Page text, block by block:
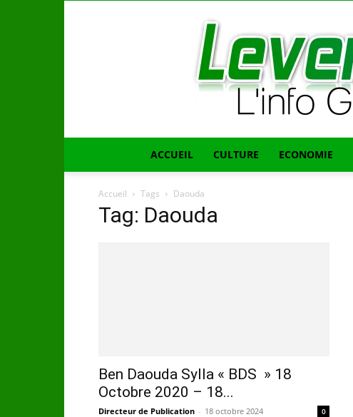
ACCUEIL CULTURE ECONOMIE
Accueil Tags Daouda
Tag: Daouda
Ben Daouda Sylla « BDS » 18
Octobre 2020 – 18...
Directeur de Publication - 18 octobre 2024 0